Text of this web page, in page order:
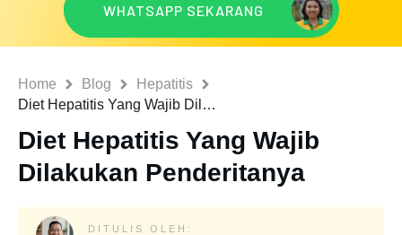
WHATSAPP SEKARANG
Home Blog
Hepatitis
Diet Hepatitis Yang Wajib Dilakukan Penderitanya
Diet Hepatitis Yang Wajib
Dilakukan Penderitanya
DITULIS OLEH: